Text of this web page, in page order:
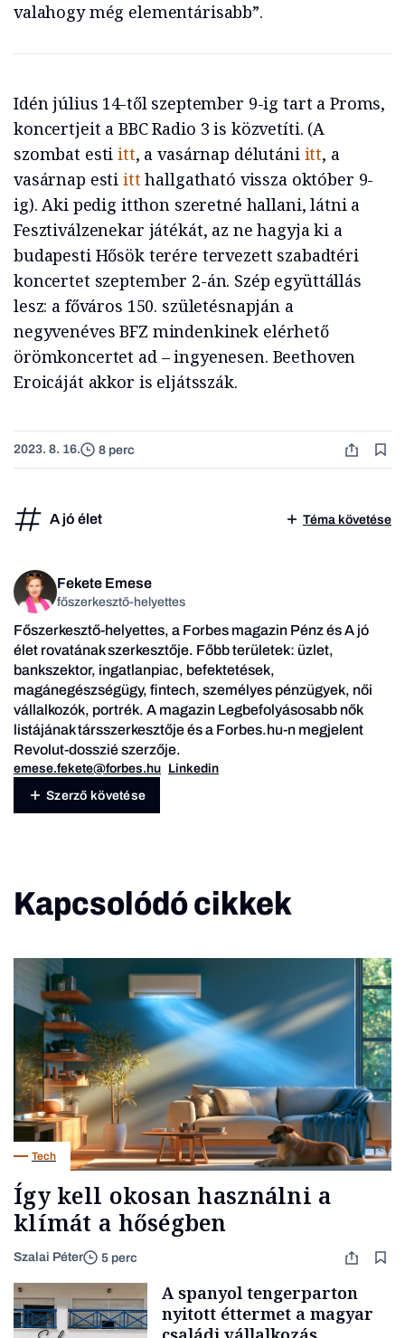
valahogy még elementárisabb”.
Idén július 14-től szeptember 9-ig tart a Proms,
koncertjeit a BBC Radio 3 is közvetíti. (A
szombat estiitt, a vasárnap délutáni itt, a
vasárnap esti itthallgatható vissza október 9-
ig). Aki pedig itthon szeretné hallani, látni a
Fesztiválzenekar játékát, az ne hagyja ki a
budapesti Hősök terére tervezett szabadtéri
koncertet szeptember 2-án. Szép együttállás
lesz: a főváros 150. születésnapján a
negyvenéves BFZ mindenkinek elérhető
örömkoncertet ad – ingyenesen. Beethoven
Eroicáját akkor is eljátsszák.
2023. 8. 16. 8 perc
A jó élet Téma követése
Fekete Emese
főszerkesztő-helyettes
Főszerkesztő-helyettes, a Forbes magazin Pénz és A jó
élet rovatának szerkesztője. Főbb területek: üzlet,
bankszektor, ingatlanpiac, befektetések,
magánegészségügy, fintech, személyes pénzügyek, női
vállalkozók, portrék. A magazin Legbefolyásosabb nők
listájának társszerkesztője és a Forbes.hu-n megjelent
Revolut-dosszié szerzője.
emese.fekete@forbes.hu Linkedin
Szerző követése
Kapcsolódó cikkek
Tech
Így kell okosan használni a
klímát a hőségben
Szalai Péter 5 perc
A spanyol tengerparton
nyitott éttermet a magyar